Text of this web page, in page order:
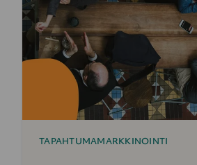
TAPAHTUMAMARKKINOINTI